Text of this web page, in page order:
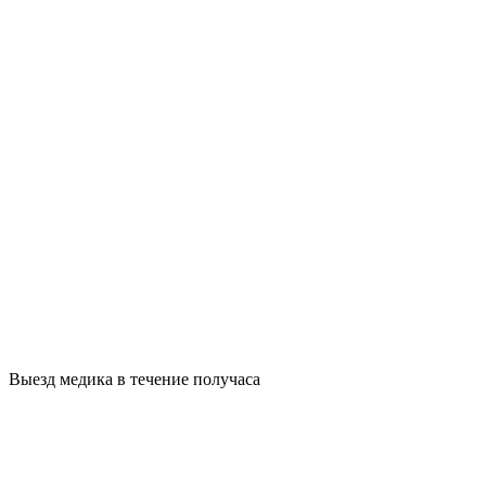
Выезд медика в течение получаса